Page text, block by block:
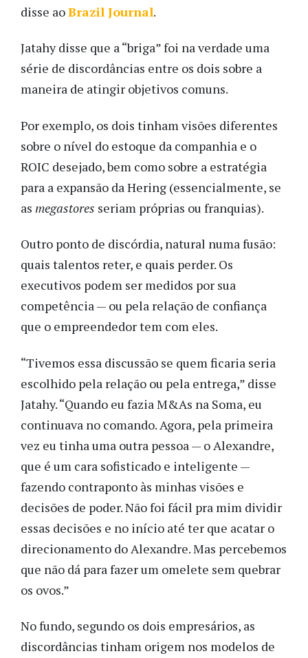
disse aoBrazil Journal.
Jatahy disse que a “briga” foi na verdade uma
série de discordâncias entre os dois sobre a
maneira de atingir objetivos comuns.
Por exemplo, os dois tinham visões diferentes
sobre o nível do estoque da companhia e o
ROIC desejado, bem como sobre a estratégia
para a expansão da Hering (essencialmente, se
as megastores seriam próprias ou franquias).
Outro ponto de discórdia, natural numa fusão:
quais talentos reter, e quais perder. Os
executivos podem ser medidos por sua
competência — ou pela relação de confiança
que o empreendedor tem com eles.
“Tivemos essa discussão se quem ficaria seria
escolhido pela relação ou pela entrega,” disse
Jatahy. “Quando eu fazia M&As na Soma, eu
continuava no comando. Agora, pela primeira
vez eu tinha uma outra pessoa — o Alexandre,
que é um cara sofisticado e inteligente —
fazendo contraponto às minhas visões e
decisões de poder. Não foi fácil pra mim dividir
essas decisões e no início até ter que acatar o
direcionamento do Alexandre. Mas percebemos
que não dá para fazer um omelete sem quebrar
os ovos.”
No fundo, segundo os dois empresários, as
discordâncias tinham origem nos modelos de